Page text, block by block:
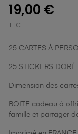
19,00 €
TTC
25 CARTES À
25 STICKERS
Dimension des
BOITE cadeau à
famille et partager